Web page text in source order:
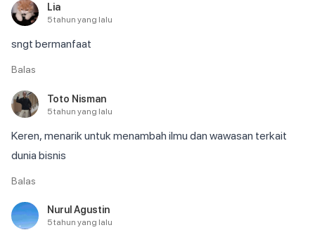
Lia
5 tahun yang lalu
sngt bermanfaat
Balas
Toto Nisman
5 tahun yang lalu
Keren, menarik untuk menambah ilmu dan wawasan terkait
dunia bisnis
Balas
Nurul Agustin
5 tahun yang lalu